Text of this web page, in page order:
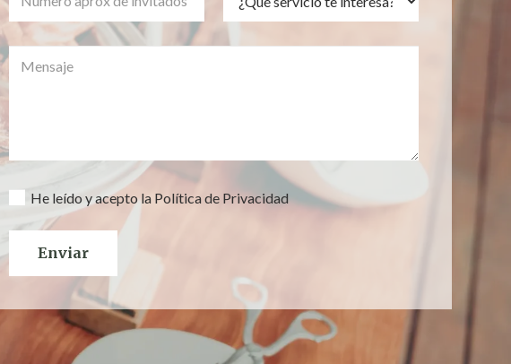
He leído y acepto la Política de Privacidad